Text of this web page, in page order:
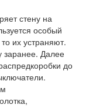
стену на
особый
их устраняют.
заранее. Далее
до